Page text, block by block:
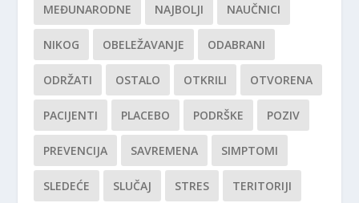
MEĐUNARODNE NAJBOLJI NAUČNICI
NIKOG OBELEŽAVANJE ODABRANI
ODRŽATI OSTALO OTKRILI OTVORENA
PACIJENTI PLACEBO PODRŠKE POZIV
PREVENCIJA SAVREMENA SIMPTOMI
SLEDEĆE SLUČAJ STRES TERITORIJI